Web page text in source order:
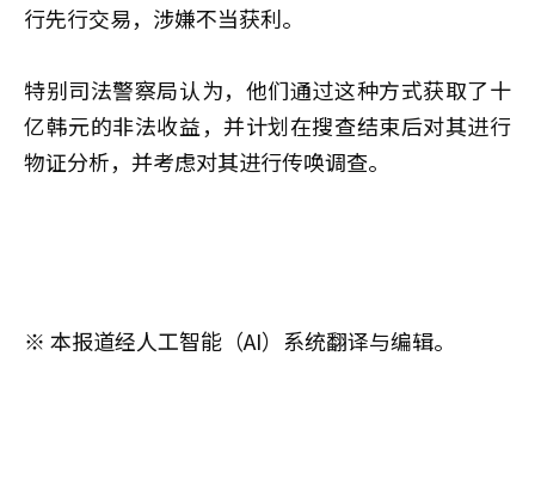
行先行交易，涉嫌不当获利。
特别司法警察局认为，他们通过这种方式获取了十
亿韩元的非法收益，并计划在搜查结束后对其进行
物证分析，并考虑对其进行传唤调查。
※ 本报道经人工智能（AI）系统翻译与编辑。